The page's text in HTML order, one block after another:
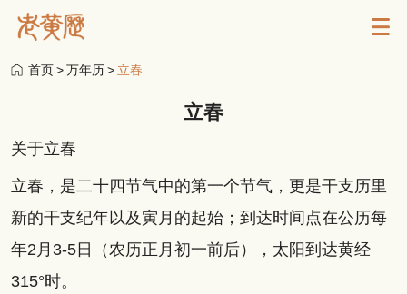
首页>万年历> 立春
立春
关于立春
立春，是二十四节气中的第一个节气，更是干支历里
新的干支纪年以及寅月的起始；到达时间点在公历每
年2月3-5日（农历正月初一前后），太阳到达黄经
315°时。